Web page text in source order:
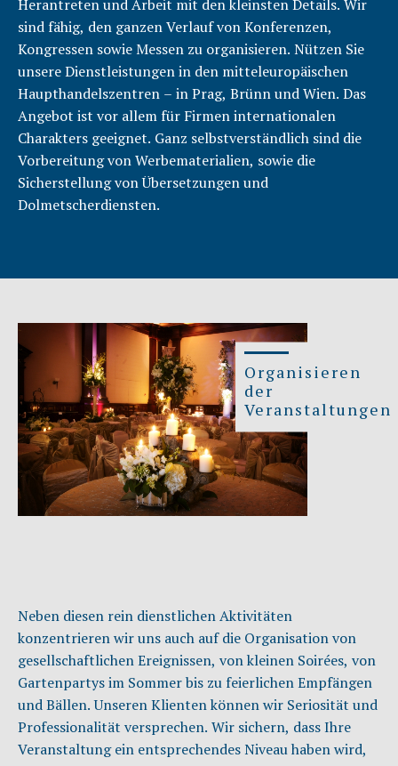
Herantreten und Arbeit mit den kleinsten Details. Wir
sind fähig, den ganzen Verlauf von Konferenzen,
Kongressen sowie Messen zu organisieren. Nützen Sie
unsere Dienstleistungen in den mitteleuropäischen
Haupthandelszentren – in Prag, Brünn und Wien. Das
Angebot ist vor allem für Firmen internationalen
Charakters geeignet. Ganz selbstverständlich sind die
Vorbereitung von Werbematerialien, sowie die
Sicherstellung von Übersetzungen und
Dolmetscherdiensten.
Organisieren
der
Veranstaltungen
Neben diesen rein dienstlichen Aktivitäten
konzentrieren wir uns auch auf die Organisation von
gesellschaftlichen Ereignissen, von kleinen Soirées, von
Gartenpartys im Sommer bis zu feierlichen Empfängen
und Bällen. Unseren Klienten können wir Seriosität und
Professionalität versprechen. Wir sichern, dass Ihre
Veranstaltung ein entsprechendes Niveau haben wird,